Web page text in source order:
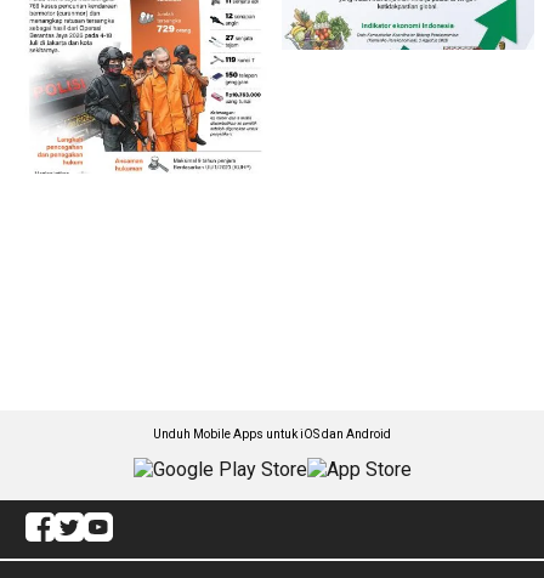
Unduh Mobile Apps untuk iOS dan Android